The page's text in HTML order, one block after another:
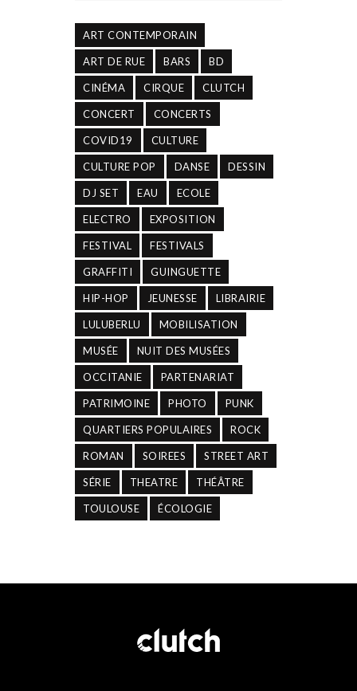
ART CONTEMPORAIN
ART DE RUE BARS BD
CINÉMA CIRQUE CLUTCH
CONCERT CONCERTS
COVID19 CULTURE
CULTURE POP DANSE DESSIN
DJ SET EAU ECOLE
ELECTRO EXPOSITION
FESTIVAL FESTIVALS
GRAFFITI GUINGUETTE
HIP-HOP JEUNESSE LIBRAIRIE
LULUBERLU MOBILISATION
MUSÉE NUIT DES MUSÉES
OCCITANIE PARTENARIAT
PATRIMOINE PHOTO PUNK
QUARTIERS POPULAIRES ROCK
ROMAN SOIREES STREET ART
SÉRIE THEATRE THÉÂTRE
TOULOUSE ÉCOLOGIE